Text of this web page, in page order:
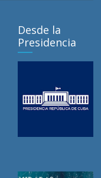
Desde la
Presidencia